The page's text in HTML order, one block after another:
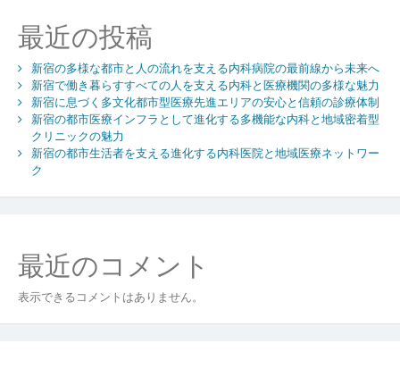
ョ
ン
最近の投稿
新宿の多様な都市と人の流れを支える内科病院の最前線から未来へ
新宿で働き暮らすすべての人を支える内科と医療機関の多様な魅力
新宿に息づく多文化都市型医療先進エリアの安心と信頼の診療体制
新宿の都市医療インフラとして進化する多機能な内科と地域密着型
クリニックの魅力
新宿の都市生活者を支える進化する内科医院と地域医療ネットワー
ク
最近のコメント
表示できるコメントはありません。